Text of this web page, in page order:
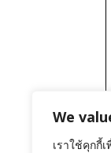
We
เราใช้คุกกี้